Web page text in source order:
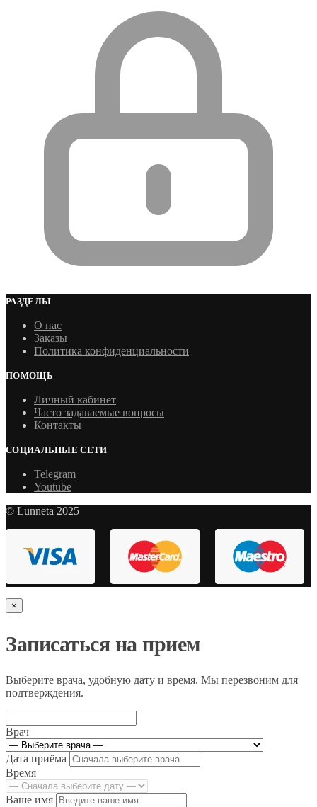
РАЗДЕЛЫ
О нас
Заказы
Политика конфиденциальности
ПОМОЩЬ
Личный кабинет
Часто задаваемые вопросы
Контакты
СОЦИАЛЬНЫЕ СЕТИ
Telegram
Youtube
© Lunneta 2025
×
Записаться на прием
Выберите врача, удобную дату и время. Мы перезвоним для
подтверждения.
Врач
Дата приёма
Время
Ваше имя